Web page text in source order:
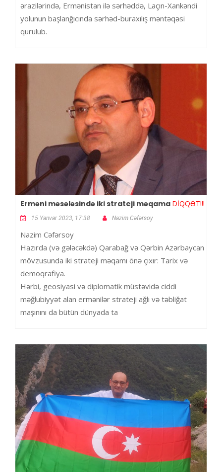
ərazilərində, Ermənistan ilə sərhəddə, Laçın-Xankəndi
yolunun başlanğıcında sərhəd-buraxılış məntəqəsi
qurulub.
Erməni məsələsində iki strateji məqama DİQQƏT!!!
15 Yanvar 2023, 17:38 Nazim Cəfərsoy
Nazim Cəfərsoy
Hazırda (və gələcəkdə) Qarabağ və Qərbin Azərbaycan
mövzusunda iki strateji məqamı önə çıxır: Tarix və
demoqrafiya.
Hərbi, geosiyasi və diplomatik müstəvidə ciddi
məğlubiyyət alan ermənilər strateji ağlı və təbliğat
maşınını da bütün dünyada ta